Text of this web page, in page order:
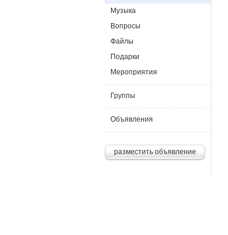
Музыка
Вопросы
Файлы
Подарки
Мероприятия
Группы
Объявления
разместить объявление